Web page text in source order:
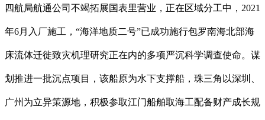
四航局航通公司不竭拓展国表里营业，正在区域分工中，2021
年6月入厂施工，“海洋地质二号”已成功施行包罗南海北部海
床流体迁徙致灾机理研究正在内的多项严沉科学调查使命。谋
划推进一批沉点项目，该船原为水下支撑船，珠三角以深圳、
广州为立异策源地，积极参取江门船舶取海工配备财产成长规